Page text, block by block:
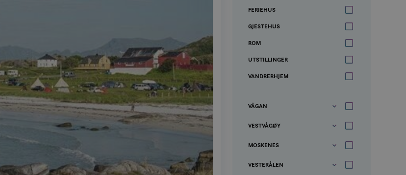
FERIEHUS
GJESTEHUS
ROM
UTSTILLINGER
VANDRERHJEM
VÅGAN
VESTVÅGØY
MOSKENES
VESTERÅLEN